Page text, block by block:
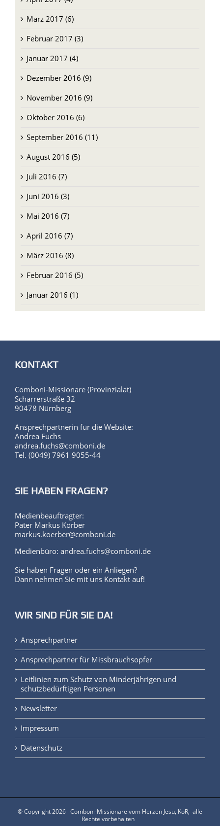
März 2017 (6)
Februar 2017 (3)
Januar 2017 (4)
Dezember 2016 (9)
November 2016 (9)
Oktober 2016 (6)
September 2016 (11)
August 2016 (5)
Juli 2016 (7)
Juni 2016 (3)
Mai 2016 (7)
April 2016 (7)
März 2016 (8)
Februar 2016 (5)
Januar 2016 (1)
KONTAKT
Comboni-Missionare (Provinzialat)
Scharrerstraße 32
90478 Nürnberg
Ansprechpartnerin für die Website:
Andrea Fuchs
andrea.fuchs@comboni.de
Tel. (0049) 7961 9055-44
SIE HABEN FRAGEN?
Medienbeauftragter:
Pater Markus Körber
markus.koerber@comboni.de
Medienbüro: andrea.fuchs@comboni.de
Sie haben Fragen oder ein Anliegen?
Dann nehmen Sie mit uns Kontakt auf!
WIR SIND FÜR SIE DA!
Ansprechpartner
Ansprechpartner für Missbrauchsopfer
Leitlinien zum Schutz von Minderjährigen und
schutzbedürftigen Personen
Newsletter
Impressum
Datenschutz
© Copyright2026 Comboni-Missionare vom Herzen Jesu, KöR, alle
Rechte vorbehalten